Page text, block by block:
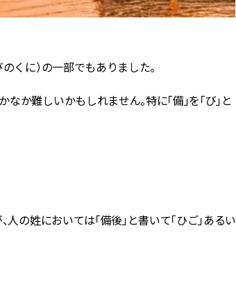
のくに）の一部でもありました。
か難しいかもしれません。特に「備」を「び」と
人の姓においては「備後」と書いて「ひご」あるい